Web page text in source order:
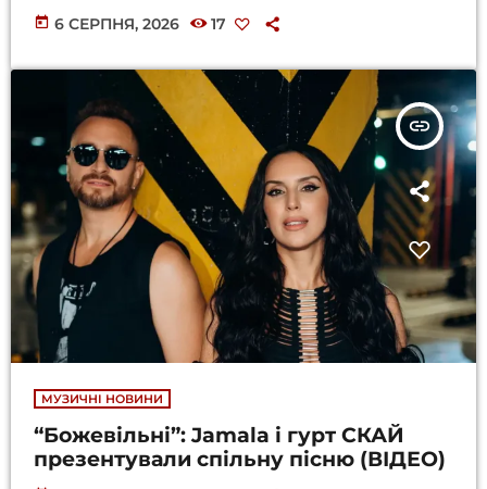
today 6 СЕРПНЯ, 2026 17
insert_link
МУЗИЧНІ НОВИНИ
“Божевільні”: Jamala і гурт СКАЙ
презентували спільну пісню (ВІДЕО)